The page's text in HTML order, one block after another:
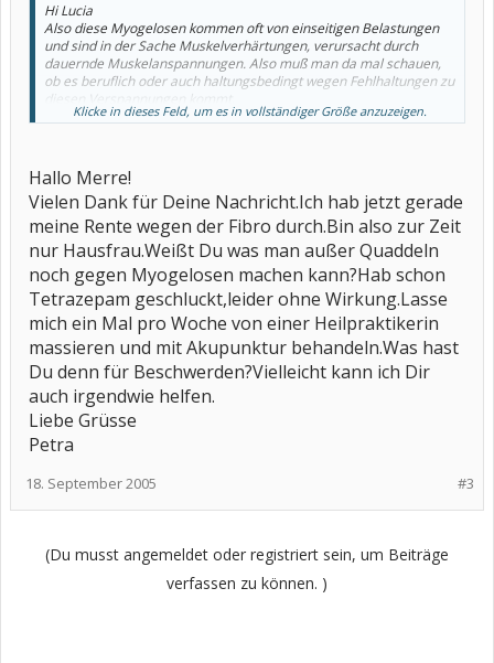
Hi Lucia
Also diese Myogelosen kommen oft von einseitigen Belastungen
und sind in der Sache Muskelverhärtungen, verursacht durch
dauernde Muskelanspannungen. Also muß man da mal schauen,
ob es beruflich oder auch haltungsbedingt wegen Fehlhaltungen zu
diesen Verspannungen kommt.
Ich würde auch denken, daß man betreffs der Arthrose, was ja
Denn diese Arthrose in den LWS, Knien und Hüfte zeigen auf
mehrere arthrostische Krankheitsbilder, auch weil sie sich auf den
unteren Bereich konzentrieren. es müßte dann auch eine
Belastung dieser art dahinterstehen. Also viel gehen, Stehen oder
Sitzen. Zwangshaltungen die Knie und Hüfte belasten, wobei ich
meine es ist eher unwahrscheinliche, daß dann nicht auch andere
Gelenke Probleme bereiten. Auf jeden Fall würde ich bei Hüfte und
Knie doch auch mal betreffs der Abnutzungen biöldtechnisch
untersuchen.
Ja also gute Besserung und wenn Fragen sind...."merre"
Klicke in dieses Feld, um es in vollständiger Größe anzuzeigen.
Hallo Merre!
Vielen Dank für Deine Nachricht.Ich hab jetzt gerade
meine Rente wegen der Fibro durch.Bin also zur Zeit
nur Hausfrau.Weißt Du was man außer Quaddeln
noch gegen Myogelosen machen kann?Hab schon
Tetrazepam geschluckt,leider ohne Wirkung.Lasse
mich ein Mal pro Woche von einer Heilpraktikerin
massieren und mit Akupunktur behandeln.Was hast
Du denn für Beschwerden?Vielleicht kann ich Dir
auch irgendwie helfen.
Liebe Grüsse
Petra
#3
18. September 2005
(Du musst angemeldet oder registriert sein, um Beiträge
verfassen zu können. )